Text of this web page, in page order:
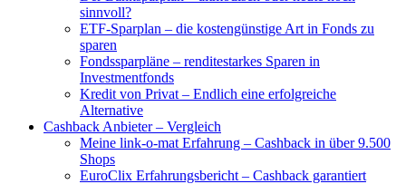
sinnvoll?
ETF-Sparplan – die kostengünstige Art in Fonds zu
sparen
Fondssparpläne – renditestarkes Sparen in
Investmentfonds
Kredit von Privat – Endlich eine erfolgreiche
Alternative
Cashback Anbieter – Vergleich
Meine link-o-mat Erfahrung – Cashback in über 9.500
Shops
EuroClix Erfahrungsbericht – Cashback garantiert